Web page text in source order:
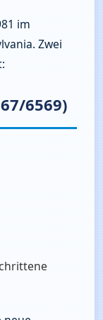
im
Zwei
6569)